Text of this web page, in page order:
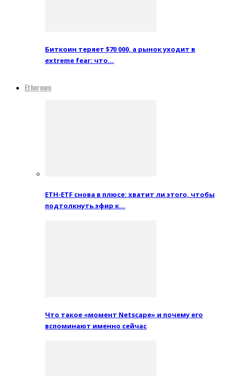
Биткоин теряет $70 000, а рынок уходит в
extreme fear: что…
Ethereum
ETH-ETF снова в плюсе: хватит ли этого, чтобы
подтолкнуть эфир к…
Что такое «момент Netscape» и почему его
вспоминают именно сейчас